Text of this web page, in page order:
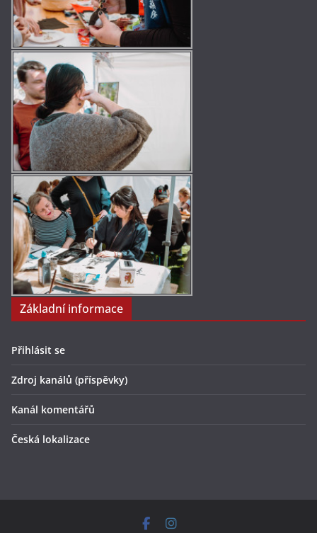
Základní informace
Přihlásit se
Zdroj kanálů (příspěvky)
Kanál komentářů
Česká lokalizace